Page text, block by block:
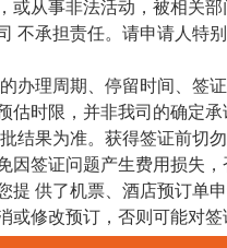
或从事非法活动，被相关
不承担责任。请申请人特
办理周期、停留时间、签
估时限，并非我司的确定
结果为准。获得签证前切
因签证问题产生费用损失
提 供了机票、酒店预订单
或修改预订，否则可能对